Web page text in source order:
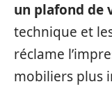
un plafond de
technique et
réclame
mobiliers plus